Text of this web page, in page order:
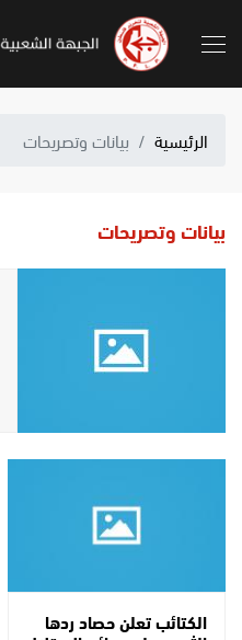
الرئيسية بيانات وتصريحات
بيانات وتصريحات
الكتائب تعلن حصاد ردها